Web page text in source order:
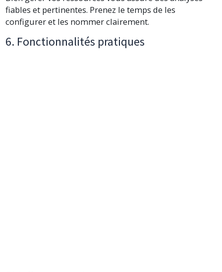
fiables et pertinentes. Prenez le temps de les
configurer et les nommer clairement.
6. Fonctionnalités pratiques